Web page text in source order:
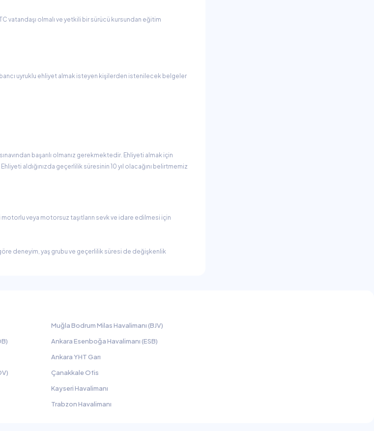
vatandaşı olmalı ve yetkili bir sürücü kursundan eğitim
uyruklu ehliyet almak isteyen kişilerden istenilecek belgeler
başarılı olmanız gerekmektedir. Ehliyeti almak için
aldığınızda geçerlilik süresinin 10 yıl olacağını belirtmemiz
veya motorsuz taşıtların sevk ve idare edilmesi için
göre deneyim, yaş grubu ve geçerlilik süresi de değişkenlik
Muğla Bodrum Milas Havalimanı (BJV)
Ankara Esenboğa Havalimanı (ESB)
Ankara YHT Garı
Çanakkale Ofis
Kayseri Havalimanı
Trabzon Havalimanı